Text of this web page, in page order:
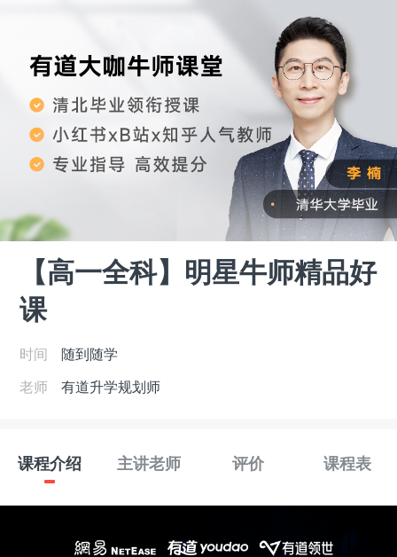
【高一全科】明星牛师精品好
课
时间
随到随学
老师
有道升学规划师
课程介绍 主讲老师 评价 课程表